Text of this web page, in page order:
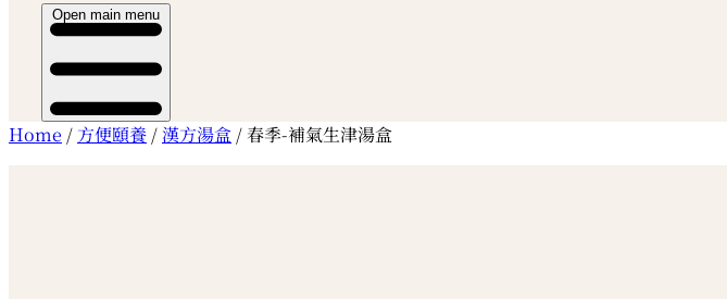
Open main menu
Home / 方便頤養 /漢方湯盒 / 春季-補氣生津湯盒